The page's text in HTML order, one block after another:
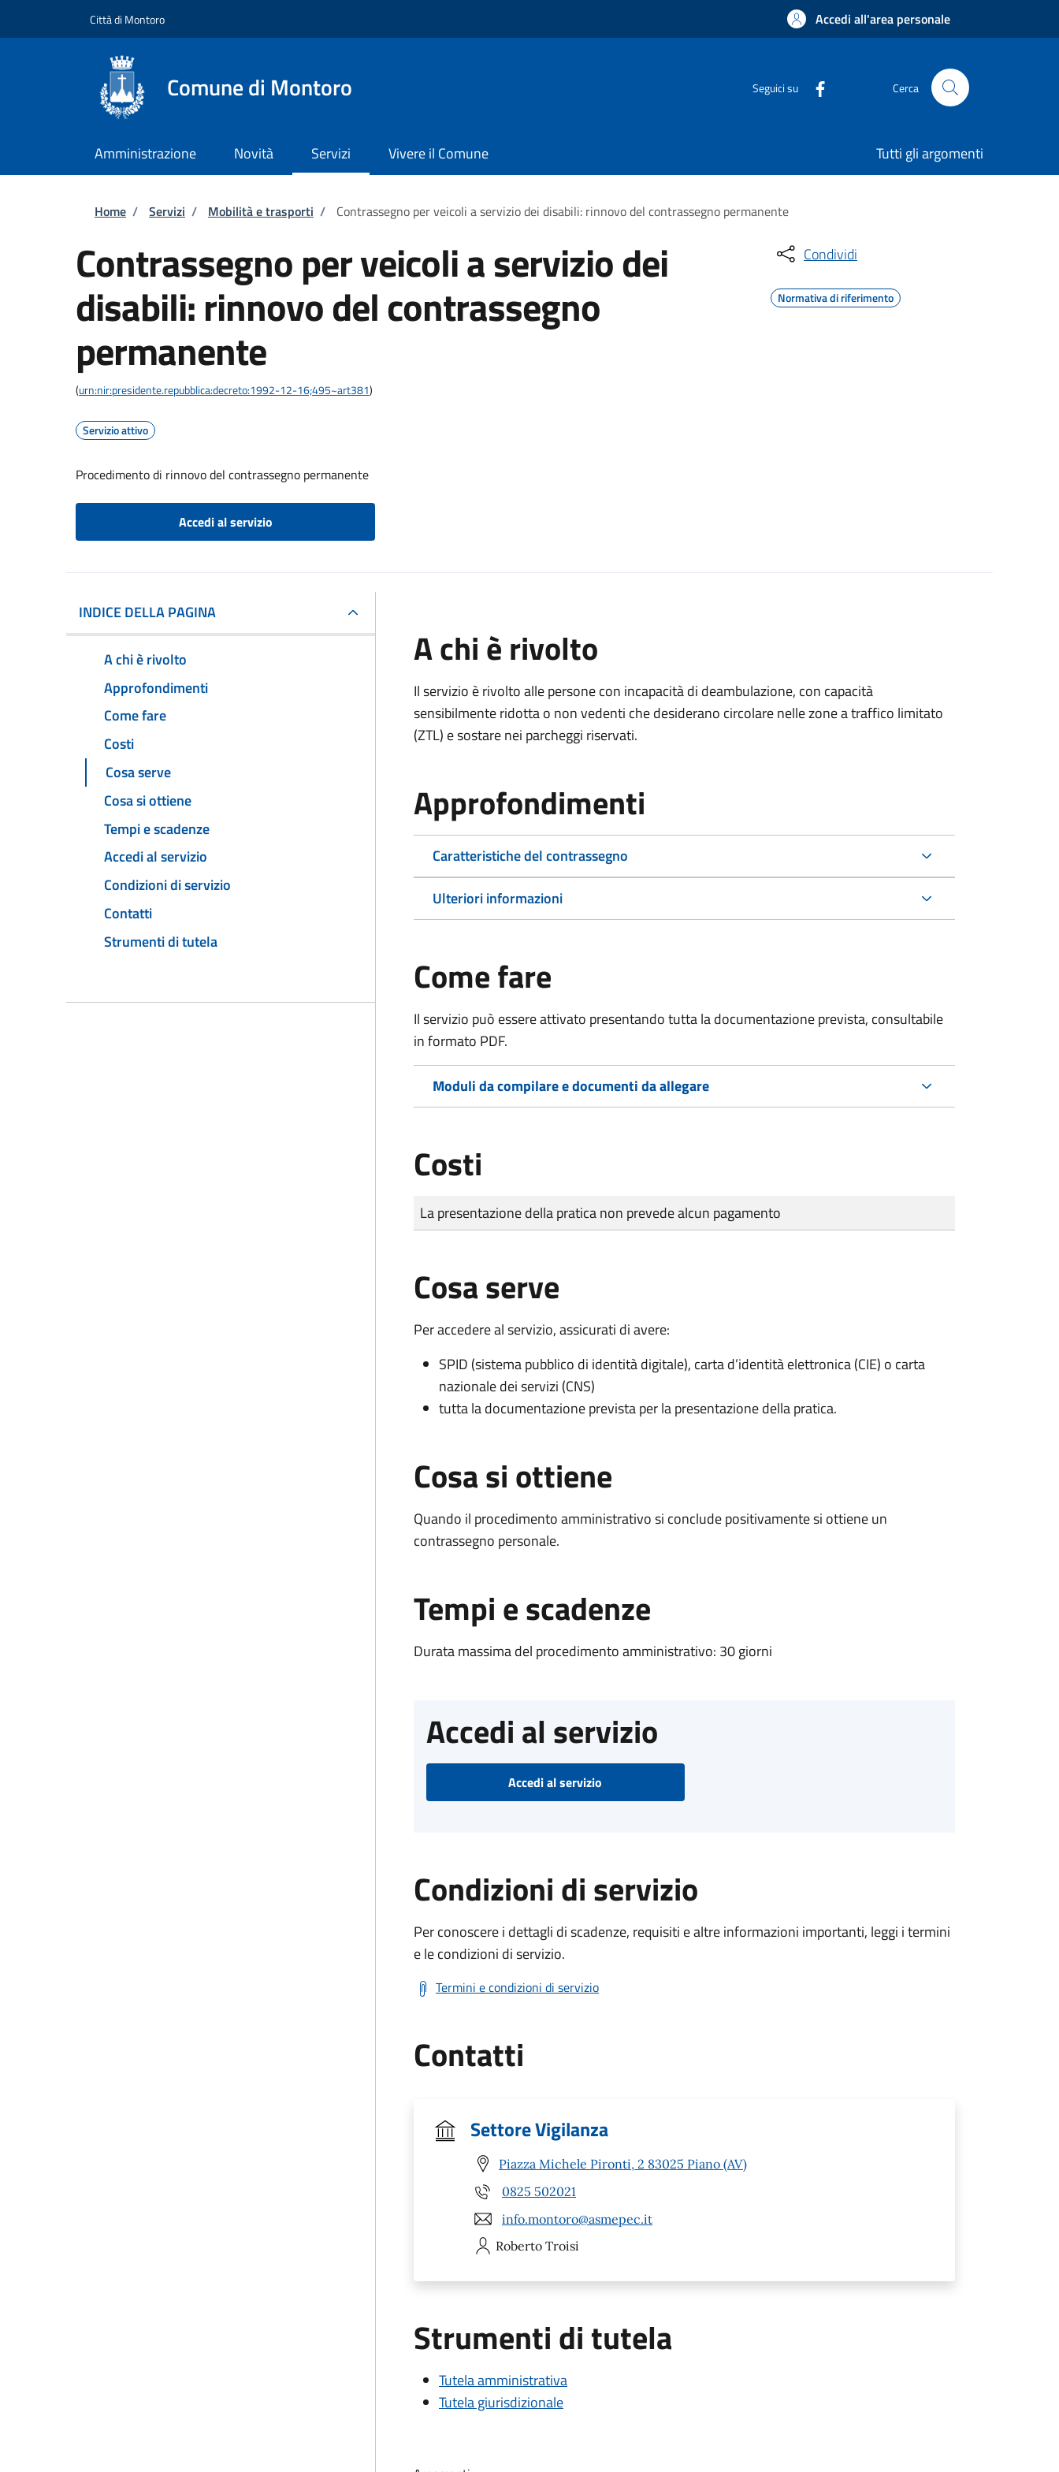
Città di Montoro Accedi all'area personale
Comune di Montoro Seguici su Cerca
Amministrazione Novità Servizi Vivere il Comune Tutti gli argomenti
Briciole di pane
Home / Servizi / Mobilità e trasporti / Contrassegno per veicoli a servizio dei disabili: rinnovo del contrassegno permanente
Contrassegno per veicoli a servizio dei
disabili: rinnovo del contrassegno
permanente
(urn:nir:presidente.repubblica:decreto:1992-12-16;495~art381)
Servizio attivo
Procedimento di rinnovo del contrassegno permanente
Accedi al servizio
Condividi
Normativa di riferimento
INDICE DELLA PAGINA
A chi è rivolto
Approfondimenti
Come fare
Costi
Cosa serve
Cosa si ottiene
Tempi e scadenze
Accedi al servizio
Condizioni di servizio
Contatti
Strumenti di tutela
A chi è rivolto
Il servizio è rivolto alle persone con incapacità di deambulazione, con capacità
sensibilmente ridotta o non vedenti che desiderano circolare nelle zone a traffico limitato
(ZTL) e sostare nei parcheggi riservati.
Approfondimenti
Caratteristiche del contrassegno
Ulteriori informazioni
Come fare
Il servizio può essere attivato presentando tutta la documentazione prevista, consultabile
in formato PDF.
Moduli da compilare e documenti da allegare
Costi
Tipo di pagamento
Importo
La presentazione della pratica non prevede alcun pagamento
Cosa serve
Per accedere al servizio, assicurati di avere:
SPID (sistema pubblico di identità digitale), carta d’identità elettronica (CIE) o carta
nazionale dei servizi (CNS)
tutta la documentazione prevista per la presentazione della pratica.
Cosa si ottiene
Quando il procedimento amministrativo si conclude positivamente si ottiene un
contrassegno personale.
Tempi e scadenze
Durata massima del procedimento amministrativo: 30 giorni
Accedi al servizio
Accedi al servizio
Condizioni di servizio
Per conoscere i dettagli di scadenze, requisiti e altre informazioni importanti, leggi i termini
e le condizioni di servizio.
Termini e condizioni di servizio
Contatti
Settore Vigilanza
Piazza Michele Pironti, 2 83025 Piano (AV)
0825 502021
info.montoro@asmepec.it
Roberto Troisi
Strumenti di tutela
Tutela amministrativa
Tutela giurisdizionale